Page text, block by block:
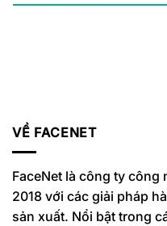
VỀ FACENET
FaceNet là công ty công
2018 với các giải pháp
sản xuất. Nổi bật trong